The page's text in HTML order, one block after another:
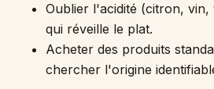
Oublier l'acidité (citron, vin,
qui réveille le plat.
Acheter des produits
chercher l'origine